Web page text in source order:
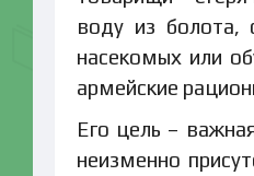
воду из болота,
насекомых или
армейские
Его цель –
неизменно